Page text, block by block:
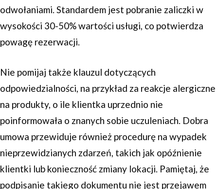
odwołaniami. Standardem jest pobranie zaliczki w
wysokości 30-50% wartości usługi, co potwierdza
powagę rezerwacji.
Nie pomijaj także klauzul dotyczących
odpowiedzialności, na przykład za reakcje alergiczne
na produkty, o ile klientka uprzednio nie
poinformowała o znanych sobie uczuleniach. Dobra
umowa przewiduje również procedurę na wypadek
nieprzewidzianych zdarzeń, takich jak opóźnienie
klientki lub konieczność zmiany lokacji. Pamiętaj, że
podpisanie takiego dokumentu nie jest przejawem